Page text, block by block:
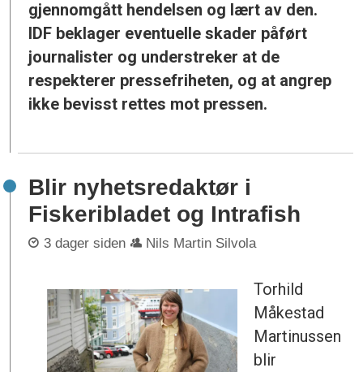
gjennomgått hendelsen og lært av den.
IDF beklager eventuelle skader påført
journalister og understreker at de
respekterer pressefriheten, og at angrep
ikke bevisst rettes mot pressen.
Blir nyhetsredaktør i
Fiskeribladet og Intrafish
3 dager siden Nils Martin Silvola
Torhild
Måkestad
Martinussen
blir